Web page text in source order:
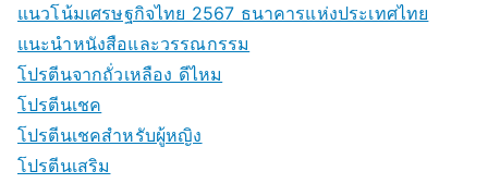
แนวโน้มเศรษฐกิจไทย 2567 ธนาคารแห่งประเทศไทย
แนะนำหนังสือและวรรณกรรม
โปรตีนจากถั่วเหลือง ดีไหม
โปรตีนเชค
โปรตีนเชคสำหรับผู้หญิง
โปรตีนเสริม